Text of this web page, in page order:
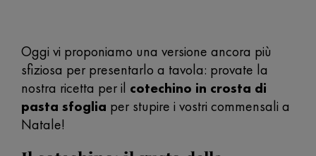
Oggi vi proponiamo una versione ancora più
sfiziosa per presentarlo a tavola: provate la
nostra ricetta per il cotechino in crosta di
pasta sfoglia per stupire i vostri commensali a
Natale!